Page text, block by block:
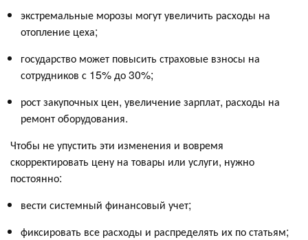
экстремальные морозы могут увеличить расходы на
отопление цеха;
государство может повысить страховые взносы на
сотрудников с 15% до 30%;
рост закупочных цен, увеличение зарплат, расходы на
ремонт оборудования.
Чтобы не упустить эти изменения и вовремя
скорректировать цену на товары или услуги, нужно
постоянно:
вести системный финансовый учет;
фиксировать все расходы и распределять их по статьям;